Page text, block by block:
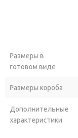
Размеры в
готовом виде
Размеры короба
Дополнительные
характеристики